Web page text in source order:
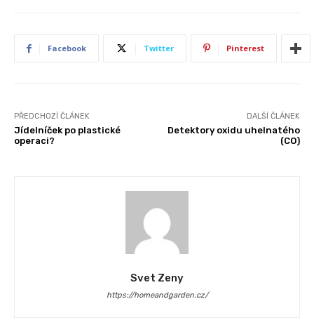
Facebook Twitter Pinterest
PŘEDCHOZÍ ČLÁNEK
Jídelníček po plastické
operaci?
DALŠÍ ČLÁNEK
Detektory oxidu uhelnatého
(CO)
Svet Zeny
https://homeandgarden.cz/